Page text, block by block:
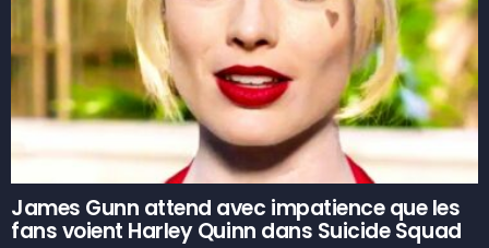
James Gunn attend avec impatience que les
fans voient Harley Quinn dans Suicide Squad